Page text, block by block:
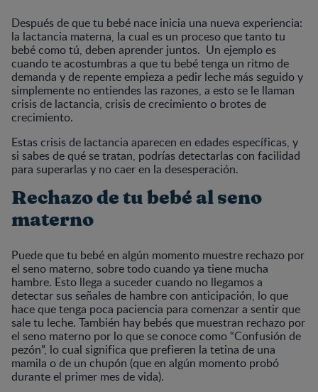
Después de que tu bebé nace inicia una nueva experiencia:
la lactancia materna, la cual es un proceso que tanto tu
bebé como tú, deben aprender juntos. Un ejemplo es
cuando te acostumbras a que tu bebé tenga un ritmo de
demanda y de repente empieza a pedir leche más seguido y
simplemente no entiendes las razones, a esto se le llaman
crisis de lactancia, crisis de crecimiento o brotes de
crecimiento.
Estas crisis de lactancia aparecen en edades específicas, y
si sabes de qué se tratan, podrías detectarlas con facilidad
para superarlas y no caer en la desesperación.
Rechazo de tu bebé al seno
materno
Puede que tu bebé en algún momento muestre rechazo por
el seno materno, sobre todo cuando ya tiene mucha
hambre. Esto llega a suceder cuando no llegamos a
detectar sus señales de hambre con anticipación, lo que
hace que tenga poca paciencia para comenzar a sentir que
sale tu leche. También hay bebés que muestran rechazo por
el seno materno por lo que se conoce como “Confusión de
pezón”, lo cual significa que prefieren la tetina de una
mamila o de un chupón (que en algún momento probó
durante el primer mes de vida).